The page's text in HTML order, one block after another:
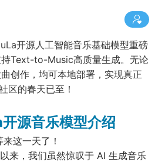
开源人工智能音乐基础模型重磅
Text-to-Music高质量生成。无论
创作，均可本地部署，实现真正
区的春天已至！
源音乐模型介绍
这一天了！
来，我们虽然惊叹于 AI 生成音乐